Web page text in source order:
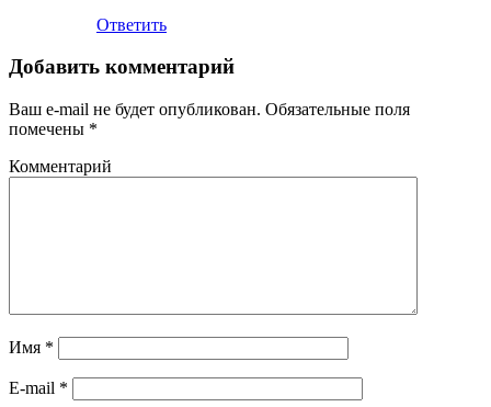
Ответить
Добавить комментарий
Ваш e-mail не будет опубликован. Обязательные поля
помечены *
Комментарий
Имя *
E-mail *